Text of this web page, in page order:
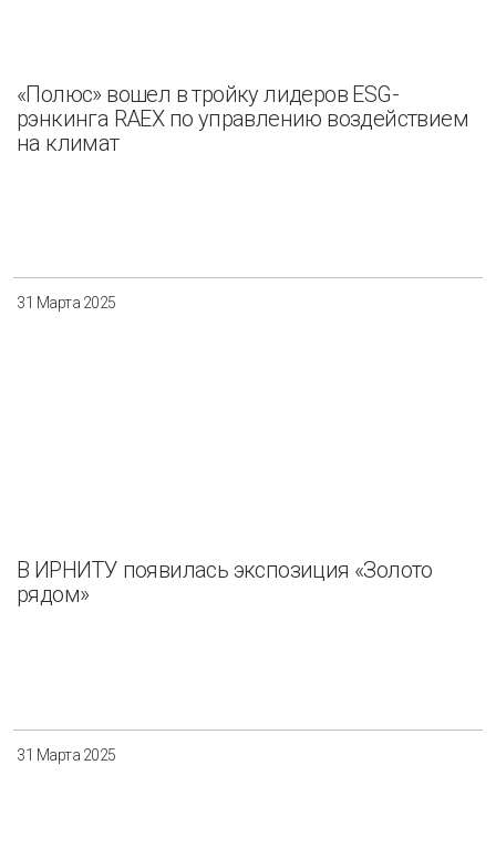
«Полюс» вошел в тройку лидеров ESG-
рэнкинга RAEX по управлению воздействием
на климат
31 Марта 2025
В ИРНИТУ появилась экспозиция «Золото
рядом»
31 Марта 2025